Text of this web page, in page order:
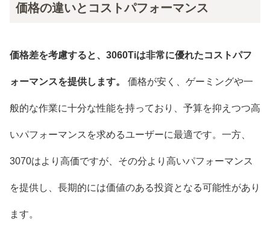
価格の違いとコストパフォーマンス
価格差を考慮すると、3060Tiは非常に優れたコストパフ
ォーマンスを提供します。 価格が安く、ゲーミングや一
般的な作業に十分な性能を持っており、予算を抑えつつ高
いパフォーマンスを求めるユーザーに最適です。一方、
3070はより高価ですが、その分より高いパフォーマンス
を提供し、長期的には価値のある投資となる可能性があり
ます。